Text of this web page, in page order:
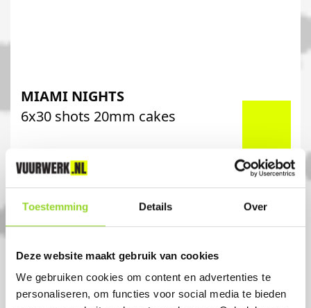
Toestemming Details Over
Deze website maakt gebruik van cookies
We gebruiken cookies om content en advertenties te
personaliseren, om functies voor social media te bieden
MIAMI NIGHTS
6x30 shots 20mm cakes
Artikelnummer: DE7075
€ 139,- € 119,-